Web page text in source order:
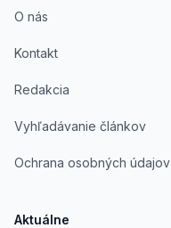
O nás
Kontakt
Redakcia
Vyhľadávanie článkov
Ochrana osobných údajov
Aktuálne